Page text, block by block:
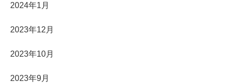
2024年1月
2023年12月
2023年10月
2023年9月